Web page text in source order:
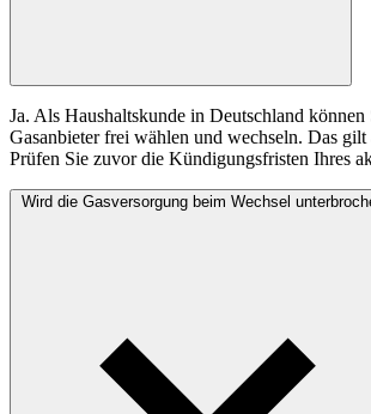
Ja. Als Haushaltskunde in Deutschland können
Gasanbieter frei wählen und wechseln. Das
Prüfen Sie zuvor die Kündigungsfristen Ihres
Wird die Gasversorgung beim Wechsel